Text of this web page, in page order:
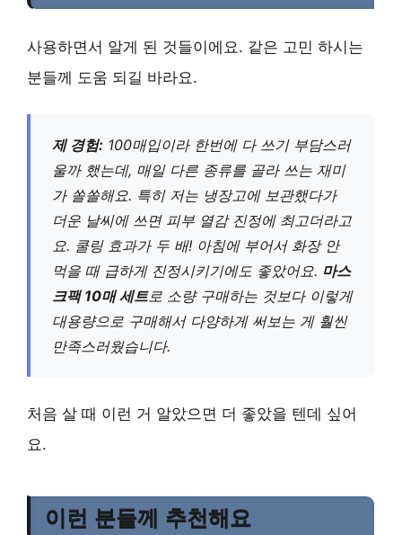
사용하면서 알게 된 것들이에요. 같은 고민 하시는
분들께 도움 되길 바라요.
제 경험: 100매입이라 한번에 다 쓰기 부담스러
울까 했는데, 매일 다른 종류를 골라 쓰는 재미
가 쏠쏠해요. 특히 저는 냉장고에 보관했다가
더운 날씨에 쓰면 피부 열감 진정에 최고더라고
요. 쿨링 효과가 두 배! 아침에 부어서 화장 안
먹을 때 급하게 진정시키기에도 좋았어요. 마스
크팩 10매 세트로 소량 구매하는 것보다 이렇게
대용량으로 구매해서 다양하게 써보는 게 훨씬
만족스러웠습니다.
처음 살 때 이런 거 알았으면 더 좋았을 텐데 싶어
요.
이런 분들께 추천해요